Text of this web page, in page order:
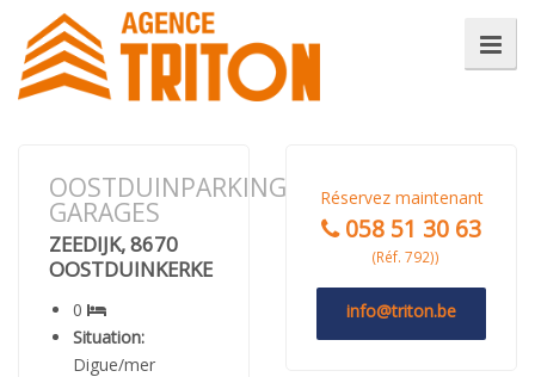
OOSTDUINPARKING
GARAGES
ZEEDIJK, 8670
OOSTDUINKERKE
0
Situation:
Digue/mer
Réservez maintenant
058 51 30 63
(Réf. 792))
info@triton.be